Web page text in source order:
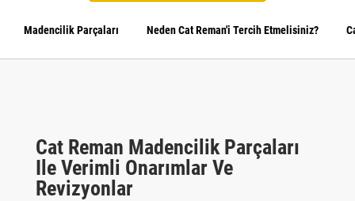
Madencilik Parçaları Neden Cat Reman'i Tercih Etmelisiniz?
Cat Reman Madencilik Parçaları
Ile Verimli Onarımlar Ve
Revizyonlar